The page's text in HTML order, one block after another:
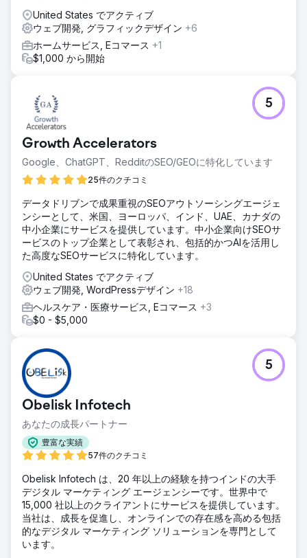
United States でアクティブ
ウェブ開発, グラフィックデザイン +6
ホームサービス, Eコマース +1
$1,000 から開始
Growth Accelerators
Google、ChatGPT、RedditのSEO/GEOに特化しています
25件のクチコミ
5
データドリブンで成果重視のSEOアウトソーシングエージェ
ンシーとして、米国、ヨーロッパ、インド、UAE、カナダの
中小企業にサービスを提供しています。中小企業向けSEOサ
ービスのトップ企業として表彰され、包括的かつAIを活用し
た高度なSEOサービスに特化しています。
United States でアクティブ
ウェブ開発, WordPressデザイン +18
ヘルスケア・医療サービス, Eコマース +3
$0 - $5,000
Obelisk Infotech
あなたの成長パートナー
豊富な実績
57件のクチコミ
5
Obelisk Infotech は、20 年以上の経験を持つインドの大手
デジタル マーケティング エージェンシーです。世界中で
15,000 社以上のクライアントにサービスを提供しています。
当社は、成長を促進し、オンラインでの存在感を高める包括
的なデジタル マーケティング ソリューションを専門として
います。